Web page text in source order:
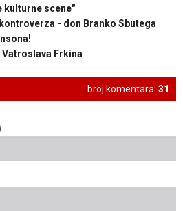
kulturne scene"
- don Branko Sbutega
Frkina
broj komentara: 31